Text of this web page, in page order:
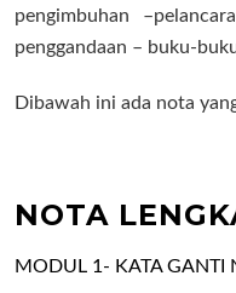
pengimbuhan –
penggandaan – buku-
Dibawah ini ada nota
NOTA
MODUL 1- KATA GANTI